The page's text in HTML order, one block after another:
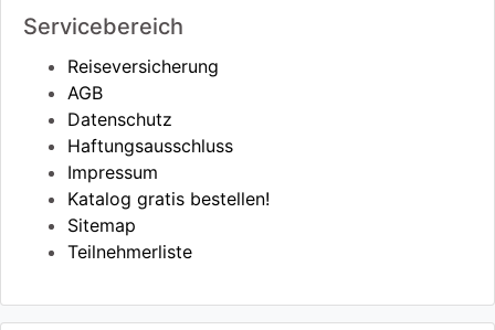
Servicebereich
Reiseversicherung
AGB
Datenschutz
Haftungsausschluss
Impressum
Katalog gratis bestellen!
Sitemap
Teilnehmerliste